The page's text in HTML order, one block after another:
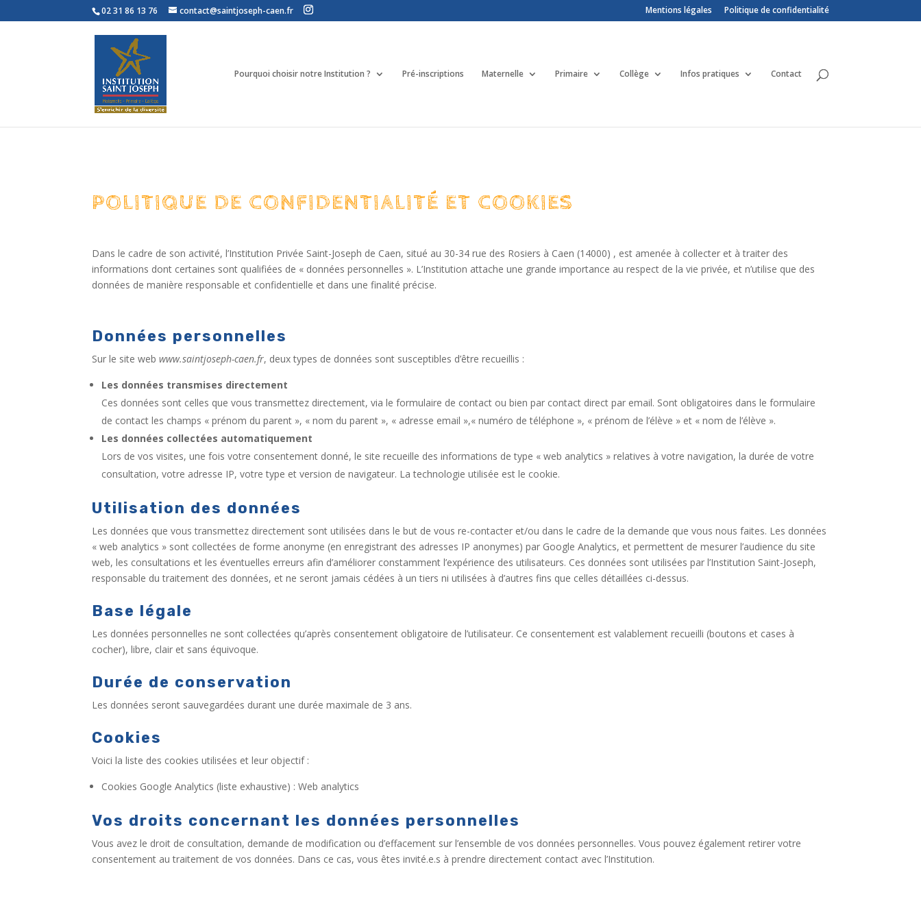
02 31 86 13 76 contact@saintjoseph-caen.fr Mentions légales Politique de confidentialité
Pourquoi choisir notre Institution ? Pré-inscriptions Maternelle Primaire Collège Infos pratiques Contact
POLITIQUE DE CONFIDENTIALITÉ ET COOKIES
Dans le cadre de son activité, l’Institution Privée Saint-Joseph de Caen, situé au 30-34 rue des Rosiers à Caen (14000) , est amenée à collecter et à traiter des
informations dont certaines sont qualifiées de « données personnelles ». L’Institution attache une grande importance au respect de la vie privée, et n’utilise que des
données de manière responsable et confidentielle et dans une finalité précise.
Données personnelles
Sur le site web www.saintjoseph-caen.fr, deux types de données sont susceptibles d’être recueillis :
Les données transmises directement
Ces données sont celles que vous transmettez directement, via le formulaire de contact ou bien par contact direct par email. Sont obligatoires dans le formulaire
de contact les champs « prénom du parent », « nom du parent », « adresse email »,« numéro de téléphone », « prénom de l’élève » et « nom de l’élève ».
Les données collectées automatiquement
Lors de vos visites, une fois votre consentement donné, le site recueille des informations de type « web analytics » relatives à votre navigation, la durée de votre
consultation, votre adresse IP, votre type et version de navigateur. La technologie utilisée est le cookie.
Utilisation des données
Les données que vous transmettez directement sont utilisées dans le but de vous re-contacter et/ou dans le cadre de la demande que vous nous faites. Les données
« web analytics » sont collectées de forme anonyme (en enregistrant des adresses IP anonymes) par Google Analytics, et permettent de mesurer l’audience du site
web, les consultations et les éventuelles erreurs afin d’améliorer constamment l’expérience des utilisateurs. Ces données sont utilisées par l’Institution Saint-Joseph,
responsable du traitement des données, et ne seront jamais cédées à un tiers ni utilisées à d’autres fins que celles détaillées ci-dessus.
Base légale
Les données personnelles ne sont collectées qu’après consentement obligatoire de l’utilisateur. Ce consentement est valablement recueilli (boutons et cases à
cocher), libre, clair et sans équivoque.
Durée de conservation
Les données seront sauvegardées durant une durée maximale de 3 ans.
Cookies
Voici la liste des cookies utilisées et leur objectif :
Cookies Google Analytics (liste exhaustive) : Web analytics
Vos droits concernant les données personnelles
Vous avez le droit de consultation, demande de modification ou d’effacement sur l’ensemble de vos données personnelles. Vous pouvez également retirer votre
consentement au traitement de vos données. Dans ce cas, vous êtes invité.e.s à prendre directement contact avec l’Institution.